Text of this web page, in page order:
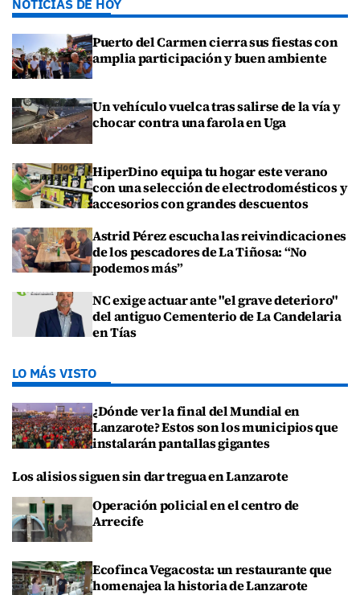
NOTICIAS DE HOY
Puerto del Carmen cierra sus fiestas con
amplia participación y buen ambiente
Un vehículo vuelca tras salirse de la vía y
chocar contra una farola en Uga
HiperDino equipa tu hogar este verano
con una selección de electrodomésticos y
accesorios con grandes descuentos
Astrid Pérez escucha las reivindicaciones
de los pescadores de La Tiñosa: “No
podemos más”
NC exige actuar ante "el grave deterioro"
del antiguo Cementerio de La Candelaria
en Tías
LO MÁS VISTO
¿Dónde ver la final del Mundial en
Lanzarote? Estos son los municipios que
instalarán pantallas gigantes
Los alisios siguen sin dar tregua en Lanzarote
Operación policial en el centro de
Arrecife
Ecofinca Vegacosta: un restaurante que
homenajea la historia de Lanzarote